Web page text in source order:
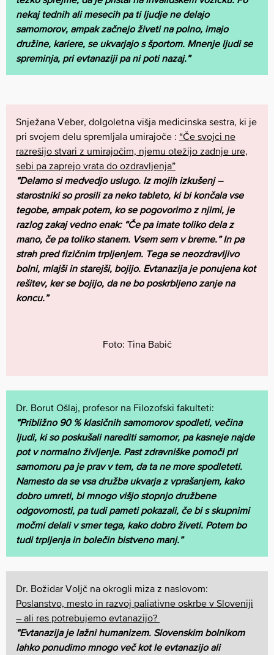
nekaj tednih ali mesecih pa ti ljudje ne delajo
samomorov, ampak začnejo živeti na polno, imajo
družine, kariere, se ukvarjajo s športom. Mnenje ljudi se
spreminja, pri evtanaziji pa ni poti nazaj.”
Snježana Veber, dolgoletna višja medicinska sestra, ki je
pri svojem delu spremljala umirajoče : “Če svojci ne
razrešijo stvari z umirajočim, njemu otežijo zadnje ure,
sebi pa zaprejo vrata do ozdravljenja”
“Delamo si medvedjo uslugo. Iz mojih izkušenj –
starostniki so prosili za neko tableto, ki bi končala vse
tegobe, ampak potem, ko se pogovorimo z njimi, je
razlog zakaj vedno enak: “Če pa imate toliko dela z
mano, če pa toliko stanem. Vsem sem v breme.” In pa
strah pred fizičnim trpljenjem. Tega se neozdravljivo
bolni, mlajši in starejši, bojijo. Evtanazija je ponujena kot
rešitev, ker se bojijo, da ne bo poskrbljeno zanje na
koncu.”
Foto: Tina Babič
Dr. Borut Ošlaj, profesor na Filozofski fakulteti:
“Približno 90 % klasičnih samomorov spodleti, večina
ljudi, ki so poskušali narediti samomor, pa kasneje najde
pot v normalno življenje. Past zdravniške pomoči pri
samomoru pa je prav v tem, da ta ne more spodleteti.
Namesto da se vsa družba ukvarja z vprašanjem, kako
dobro umreti, bi mnogo višjo stopnjo družbene
odgovornosti, pa tudi pameti pokazali, če bi s skupnimi
močmi delali v smer tega, kako dobro živeti. Potem bo
tudi trpljenja in bolečin bistveno manj.”
Dr. Božidar Voljč na okrogli miza z naslovom:
Poslanstvo, mesto in razvoj paliativne oskrbe v Sloveniji
– ali res potrebujemo evtanazijo?
“Evtanazija je lažni humanizem. Slovenskim bolnikom
lahko ponudimo mnogo več kot le evtanazijo ali